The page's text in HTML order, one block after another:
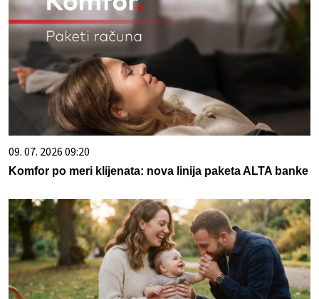
09. 07. 2026 09:20
Komfor po meri klijenata: nova linija paketa ALTA banke